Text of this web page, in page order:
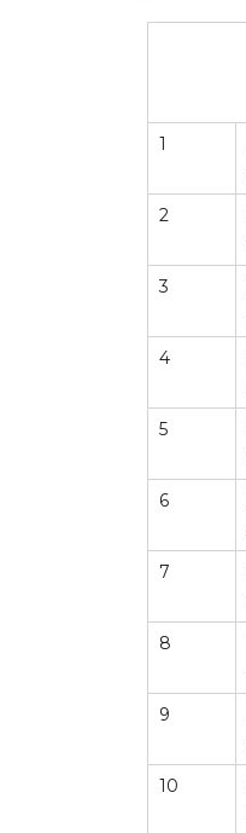
1
2
3
4
5
6
7
8
9
10